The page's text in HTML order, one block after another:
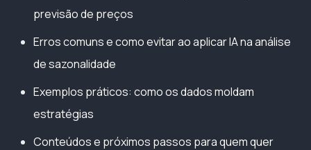
previsão de preços
Erros comuns e como evitar ao aplicar IA na análise
de sazonalidade
Exemplos práticos: como os dados moldam
estratégias
Conteúdos e próximos passos para quem quer